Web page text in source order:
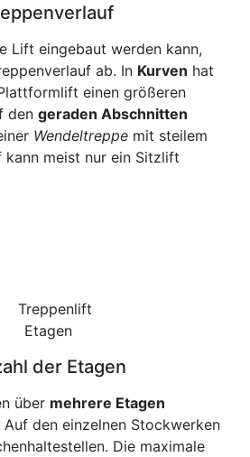
Lift eingebaut werden kann,
ab. In Kurven hat
einen größeren
den geraden Abschnitten
Wendeltreppe mit steilem
kann meist nur ein Sitzlift
der Etagen
über mehrere Etagen
den einzelnen Stockwerken
Die maximale